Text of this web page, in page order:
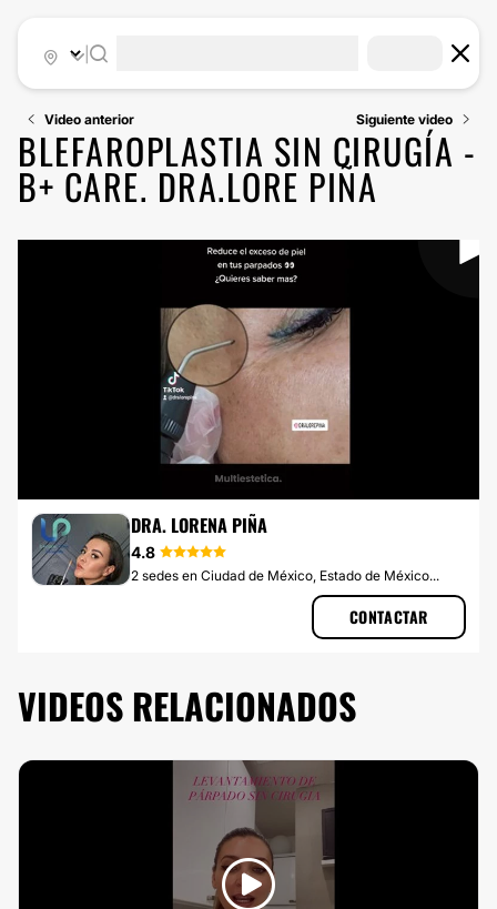
Video anterior Siguiente video
BLEFAROPLASTIA SIN CIRUGÍA -
B+ CARE. DRA.LORE PIÑA
BLEFAROPLASTIA SIN CIRUGÍADRA. LORENA PIÑA
4.8
2 sedes en Ciudad de México, Estado de México...
CONTACTAR
VIDEOS RELACIONADOS